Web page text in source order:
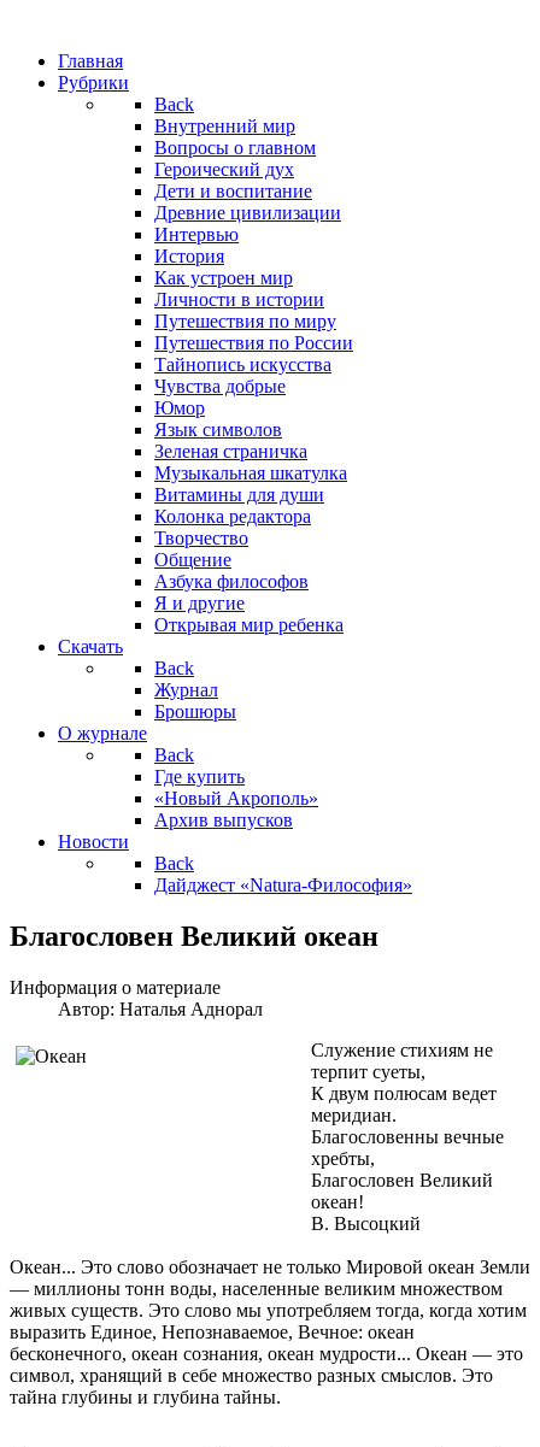
Главная
Рубрики
Back
Внутренний мир
Вопросы о главном
Героический дух
Дети и воспитание
Древние цивилизации
Интервью
История
Как устроен мир
Личности в истории
Путешествия по миру
Путешествия по России
Тайнопись искусства
Чувства добрые
Юмор
Язык символов
Зеленая страничка
Музыкальная шкатулка
Витамины для души
Колонка редактора
Творчество
Общение
Азбука философов
Я и другие
Открывая мир ребенка
Скачать
Back
Журнал
Брошюры
О журнале
Back
Где купить
«Новый Акрополь»
Архив выпусков
Новости
Back
Дайджест «Natura-Философия»
Благословен Великий океан
Информация о материале
Автор: Наталья Аднорал
Служение стихиям не
терпит суеты,
К двум полюсам ведет
меридиан.
Благословенны вечные
хребты,
Благословен Великий
океан!
В. Высоцкий
Океан... Это слово обозначает не только Мировой океан Земли
— миллионы тонн воды, населенные великим множеством
живых существ. Это слово мы употребляем тогда, когда хотим
выразить Единое, Непознаваемое, Вечное: океан
бесконечного, океан сознания, океан мудрости... Океан — это
символ, хранящий в себе множество разных смыслов. Это
тайна глубины и глубина тайны.